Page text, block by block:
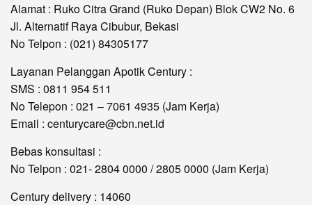
Alamat : Ruko Citra Grand (Ruko Depan) Blok CW2 No. 6
Jl. Alternatif Raya Cibubur, Bekasi
No Telpon : (021) 84305177
Layanan Pelanggan Apotik Century :
SMS : 0811 954 511
No Telepon : 021 – 7061 4935 (Jam Kerja)
Email : centurycare@cbn.net.id
Bebas konsultasi :
No Telpon : 021- 2804 0000 / 2805 0000 (Jam Kerja)
Century delivery : 14060